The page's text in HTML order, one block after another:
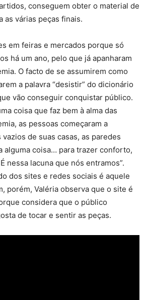
conseguem obter o material de
as várias peças finais.
em feiras e mercados porque só
há um ano, pelo que já apanharam
O facto de se assumirem como
a palavra “desistir” do dicionário
vão conseguir conquistar público.
coisa que faz bem à alma das
as pessoas começaram a
de suas casas, as paredes
alguma coisa… para trazer conforto,
nessa lacuna que nós entramos”.
dos sites e redes sociais é aquele
porém, Valéria observa que o site é
considera que o público
de tocar e sentir as peças.